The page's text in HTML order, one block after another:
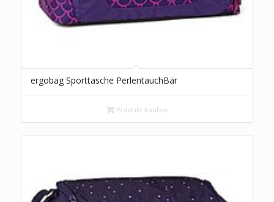
ergobag Sporttasche PerlentauchBär
Produkt kaufen